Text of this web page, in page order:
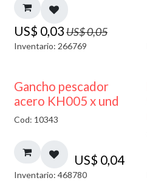
US$ 0,03US$0,05
Inventario: 266769
Gancho pescador
acero KH005 x und
Cod: 10343
US$ 0,04
Inventario: 468780